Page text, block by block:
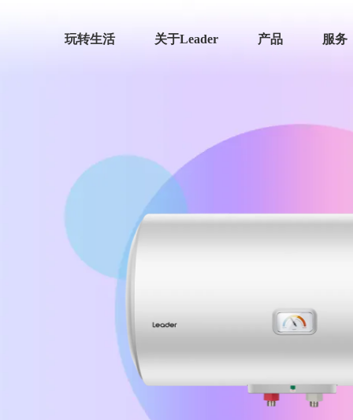
玩转生活 关于Leader 产品 服务